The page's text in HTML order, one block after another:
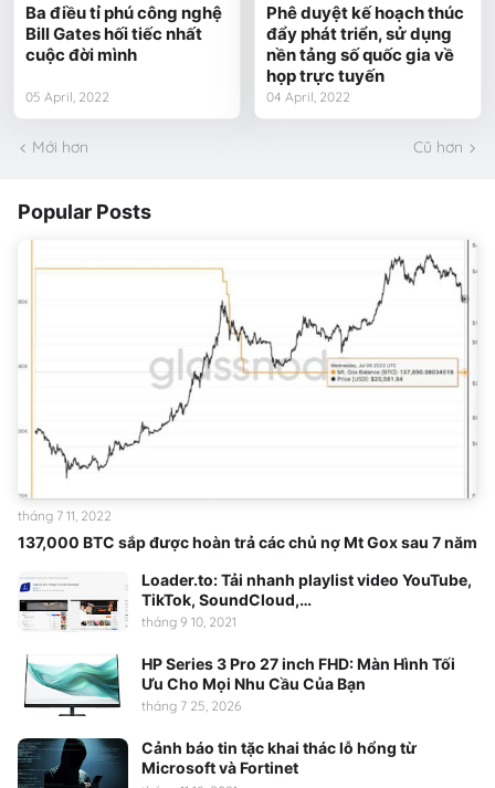
Ba điều tỉ phú công nghệ
Bill Gates hối tiếc nhất
cuộc đời mình
05 April, 2022
Phê duyệt kế hoạch thúc
đẩy phát triển, sử dụng
nền tảng số quốc gia về
họp trực tuyến
04 April, 2022
Mới hơn Cũ hơn
Popular Posts
137,000 BTC sắp được hoàn trả các chủ nợ Mt Gox sau 7 năm
tháng 7 11, 2022
Loader.to: Tải nhanh playlist video YouTube,
TikTok, SoundCloud,…
tháng 9 10, 2021
HP Series 3 Pro 27 inch FHD: Màn Hình Tối
Ưu Cho Mọi Nhu Cầu Của Bạn
tháng 7 25, 2026
Cảnh báo tin tặc khai thác lỗ hổng từ
Microsoft và Fortinet